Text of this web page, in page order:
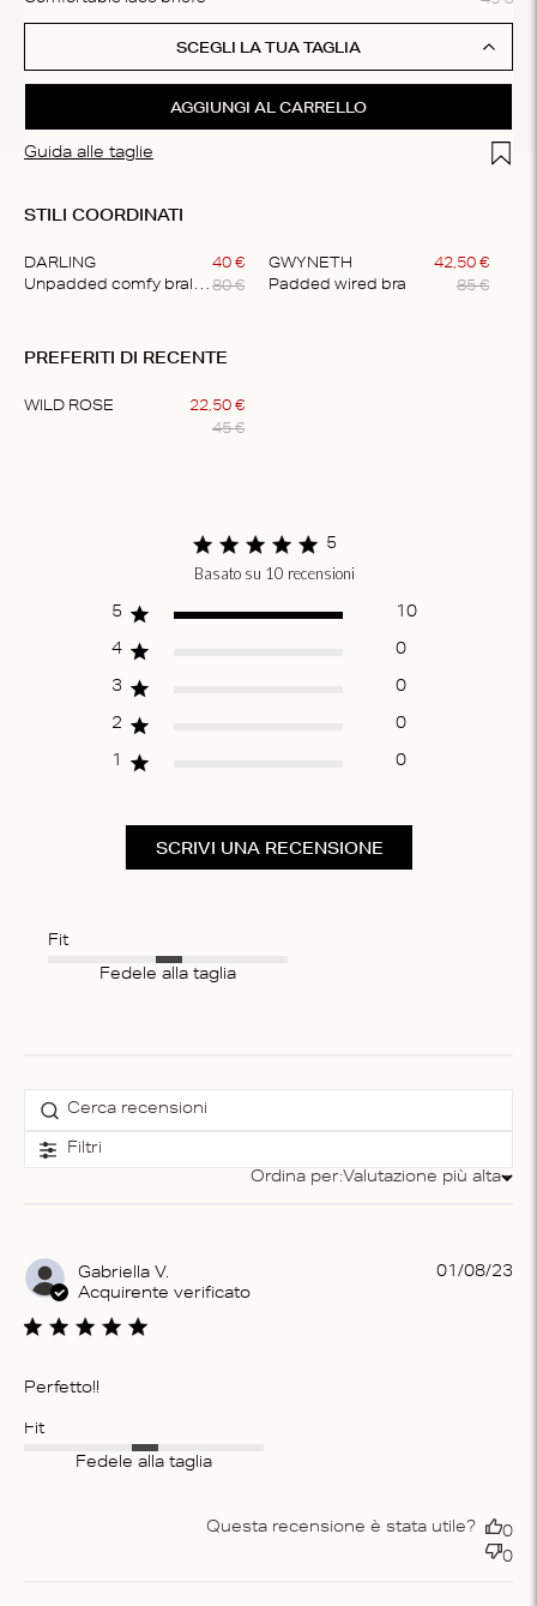
SCEGLI LA TUA TAGLIA
Guida alle taglie Add
AGGIUNGI AL CARRELLO
STILI COORDINATI
DARLING
Unpadded comfy bralette
40 €
80 €
GWYNETH
Padded wired bra
42,50 €
85 €
of
PREFERITI DI RECENTE
WILD ROSE 22,50 €
45 €
5
Score of 5 out of 5
Basato su 10 recensioni
5 10
4 0
3 0
2 0
1 0
SCRIVI UNA RECENSIONE
Fit
Fedele alla taglia
Filtri
Ordina per
Ordina per:Valutazione più alta
Gabriella V.
Acquirente verificato
Perfetto!!
Fit
Fedele alla taglia
01/08/23
Questa recensione è stata utile?
0
0